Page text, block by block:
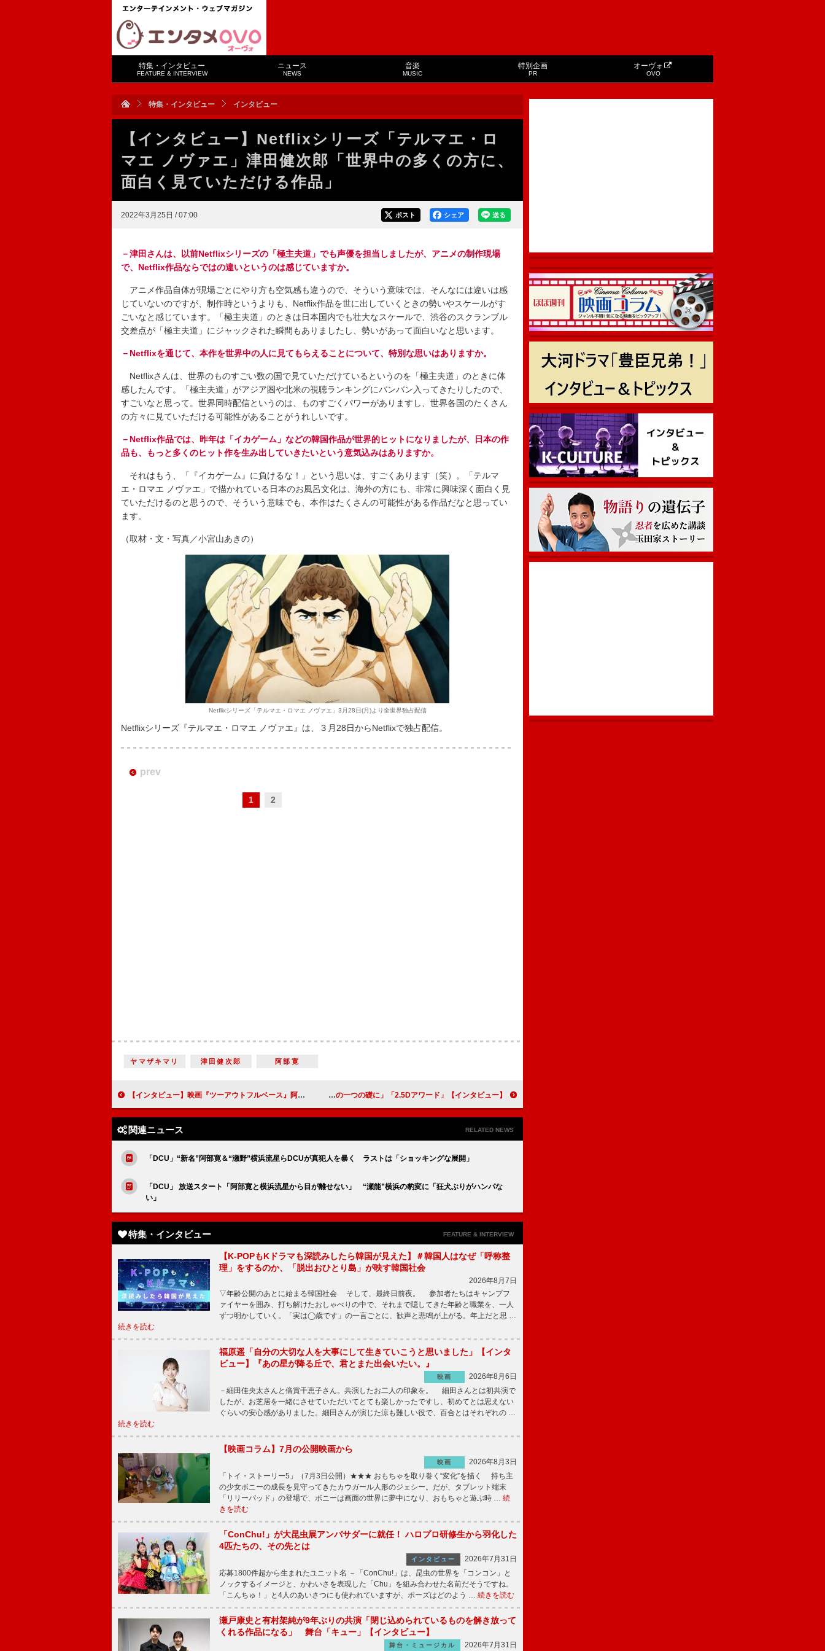
特集・インタビュー
FEATURE & INTERVIEW
ニュース
NEWS
音楽
MUSIC
特別企画
PR
オーヴォ
OVO
特集・インタビュー インタビュー
【インタビュー】Netflixシリーズ「テルマエ・ロ
マエ ノヴァエ」津田健次郎「世界中の多くの方に、
面白く見ていただける作品」
2022年3月25日 / 07:00 送る
シェア
ポスト
－津田さんは、以前Netflixシリーズの「極主夫道」でも声優を担当しましたが、アニメの制作現場
で、Netflix作品ならではの違いというのは感じていますか。
アニメ作品自体が現場ごとにやり方も空気感も違うので、そういう意味では、そんなには違いは感
じていないのですが、制作時というよりも、Netflix作品を世に出していくときの勢いやスケールがす
ごいなと感じています。「極主夫道」のときは日本国内でも壮大なスケールで、渋谷のスクランブル
交差点が「極主夫道」にジャックされた瞬間もありましたし、勢いがあって面白いなと思います。
－Netflixを通じて、本作を世界中の人に見てもらえることについて、特別な思いはありますか。
Netflixさんは、世界のものすごい数の国で見ていただけているというのを「極主夫道」のときに体
感したんです。「極主夫道」がアジア圏や北米の視聴ランキングにバンバン入ってきたりしたので、
すごいなと思って。世界同時配信というのは、ものすごくパワーがありますし、世界各国のたくさん
の方々に見ていただける可能性があることがうれしいです。
－Netflix作品では、昨年は「イカゲーム」などの韓国作品が世界的ヒットになりましたが、日本の作
品も、もっと多くのヒット作を生み出していきたいという意気込みはありますか。
それはもう、「『イカゲーム』に負けるな！」という思いは、すごくあります（笑）。「テルマ
エ・ロマエ ノヴァエ」で描かれている日本のお風呂文化は、海外の方にも、非常に興味深く面白く見
ていただけるのと思うので、そういう意味でも、本作はたくさんの可能性がある作品だなと思ってい
ます。
（取材・文・写真／小宮山あきの）
Netflixシリーズ「テルマエ・ロマエ ノヴァエ」3月28日(月)より全世界独占配信
Netflixシリーズ『テルマエ・ロマエ ノヴァエ』は、３月28日からNetflixで独占配信。
prev
1 2
ヤマザキマリ 津田健次郎 阿部寛
【インタビュー】映画『ツーアウトフルベース』阿部顕嵐「自分の幅を広げるチャンスだと思いました」長編映画初主演でドラッグに溺れる青年役 【インタビュー】「2.5Dアワード」俳優部門受賞の岡宮来夢 ミュージカル『刀剣乱舞』出演が「役者人生の一つの礎に」
関連ニュース RELATED NEWS
「DCU」“新名”阿部寛＆“瀬野”横浜流星らDCUが真犯人を暴く ラストは「ショッキングな展開」
「DCU」 放送スタート「阿部寛と横浜流星から目が離せない」 “瀬能”横浜の豹変に「狂犬ぶりがハンパな
い」
特集・インタビュー FEATURE & INTERVIEW
【K-POPもKドラマも深読みしたら韓国が見えた】＃韓国人はなぜ「呼称整
理」をするのか、「脱出おひとり島」が映す韓国社会
2026年8月7日
▽年齢公開のあとに始まる韓国社会 そして、最終日前夜。 参加者たちはキャンプフ
ァイヤーを囲み、打ち解けたおしゃべりの中で、それまで隠してきた年齢と職業を、一人
ずつ明かしていく。「実は◯歳です」の一言ごとに、歓声と悲鳴が上がる。年上だと思 …
続きを読む
福原遥「自分の大切な人を大事にして生きていこうと思いました」【インタ
ビュー】『あの星が降る丘で、君とまた出会いたい。』
映画
2026年8月6日
－細田佳央太さんと倍賞千恵子さん。共演したお二人の印象を。 細田さんとは初共演で
したが、お芝居を一緒にさせていただいてとても楽しかったですし、初めてとは思えない
ぐらいの安心感がありました。細田さんが演じた涼も難しい役で、百合とはそれぞれの …
続きを読む
【映画コラム】7月の公開映画から
映画
2026年8月3日
「トイ・ストーリー5」（7月3日公開）★★★ おもちゃを取り巻く“変化”を描く 持ち主
の少女ボニーの成長を見守ってきたカウガール人形のジェシー。だが、タブレット端末
「リリーパッド」の登場で、ボニーは画面の世界に夢中になり、おもちゃと遊ぶ時 … 続
きを読む
「ConChu!」が大昆虫展アンバサダーに就任！ ハロプロ研修生から羽化した
4匹たちの、その先とは
インタビュー
2026年7月31日
応募1800件超から生まれたユニット名 －「ConChu!」は、昆虫の世界を「コンコン」と
ノックするイメージと、かわいさを表現した「Chu」を組み合わせた名前だそうですね。
「こんちゅ！」と4人のあいさつにも使われていますが、ポーズはどのよう … 続きを読む
瀬戸康史と有村架純が9年ぶりの共演「閉じ込められているものを解き放って
くれる作品になる」 舞台「キュー」【インタビュー】
舞台・ミュージカル 2026年7月31日